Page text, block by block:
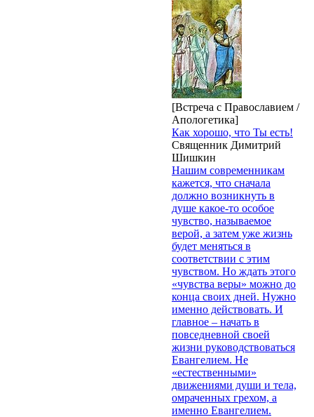
[Встреча с Православием /
Апологетика]
Как хорошо, что Ты есть!
Священник Димитрий
Шишкин
Нашим современникам
кажется, что сначала
должно возникнуть в
душе какое-то особое
чувство, называемое
верой, а затем уже жизнь
будет меняться в
соответствии с этим
чувством. Но ждать этого
«чувства веры» можно до
конца своих дней. Нужно
именно действовать. И
главное – начать в
повседневной своей
жизни руководствоваться
Евангелием. Не
«естественными»
движениями души и тела,
омраченных грехом, а
именно Евангелием.